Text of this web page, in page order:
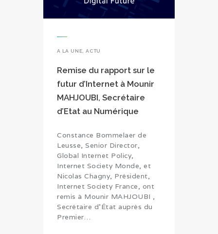
A LA UNE ,ACTU
Remise du rapport sur le
futur d’Internet à Mounir
MAHJOUBI, Secrétaire
d’Etat au Numérique
Constance Bommelaer de
Leusse, Senior Director,
Global Internet Policy,
Internet Society Monde, et
Nicolas Chagny, Président,
Internet Society France, ont
remis à Mounir MAHJOUBI ,
Secrétaire d’État auprès du
Premier…